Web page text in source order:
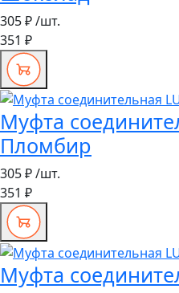
305 ₽/шт.
351 ₽
Муфта
Пломбир
305 ₽/шт.
351 ₽
Муфта